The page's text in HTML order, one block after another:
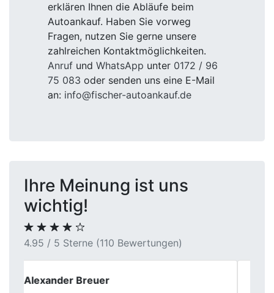
erklären Ihnen die Abläufe beim
Autoankauf. Haben Sie vorweg
Fragen, nutzen Sie gerne unsere
zahlreichen Kontaktmöglichkeiten.
Anruf und WhatsApp unter 0172 / 96
75 083 oder senden uns eine E-Mail
an: info@fischer-autoankauf.de
Ihre Meinung ist uns
wichtig!
4.95 / 5 Sterne (110 Bewertungen)
Jürgen Weber